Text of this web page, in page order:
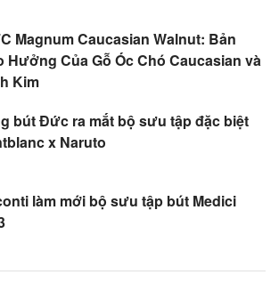
Magnum Caucasian Walnut: Bản
Hưởng Của Gỗ Óc Chó Caucasian và
Kim
bút Đức ra mắt bộ sưu tập đặc biệt
x Naruto
làm mới bộ sưu tập bút Medici